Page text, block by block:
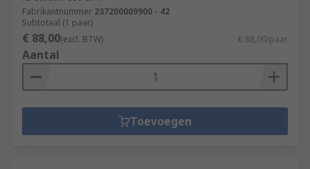
Fabrikantnummer 237200009900 - 42
Subtotaal (1 paar)
€ 88,00(excl. BTW) € 88,00/paar
Aantal
Toevoegen